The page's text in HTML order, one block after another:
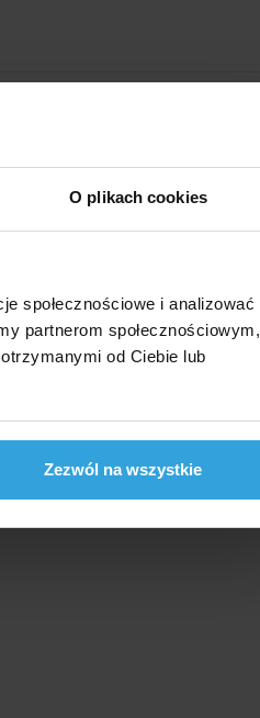
O plikach cookies
społecznościowe i analizować
partnerom społecznościowym,
od Ciebie lub
Zezwól na wszystkie